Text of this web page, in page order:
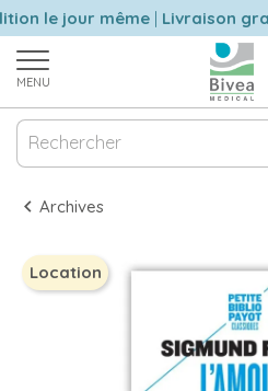
le jour même|Livraison
MENU
Archives
Location